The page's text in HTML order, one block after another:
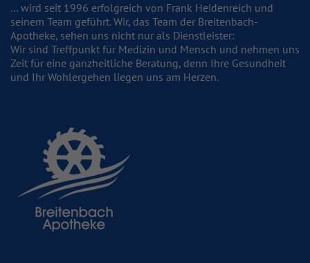
… wird seit 1996 erfolgreich von Frank Heidenreich und
seinem Team geführt. Wir, das Team der Breitenbach-
Apotheke, sehen uns nicht nur als Dienstleister:
Wir sind Treffpunkt für Medizin und Mensch und nehmen uns
Zeit für eine ganzheitliche Beratung, denn Ihre Gesundheit
und Ihr Wohlergehen liegen uns am Herzen.